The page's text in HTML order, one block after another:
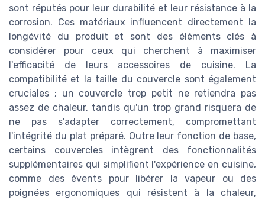
sont réputés pour leur durabilité et leur résistance à la
corrosion. Ces matériaux influencent directement la
longévité du produit et sont des éléments clés à
considérer pour ceux qui cherchent à maximiser
l'efficacité de leurs accessoires de cuisine. La
compatibilité et la taille du couvercle sont également
cruciales ; un couvercle trop petit ne retiendra pas
assez de chaleur, tandis qu'un trop grand risquera de
ne pas s'adapter correctement, compromettant
l'intégrité du plat préparé. Outre leur fonction de base,
certains couvercles intègrent des fonctionnalités
supplémentaires qui simplifient l'expérience en cuisine,
comme des évents pour libérer la vapeur ou des
poignées ergonomiques qui résistent à la chaleur,